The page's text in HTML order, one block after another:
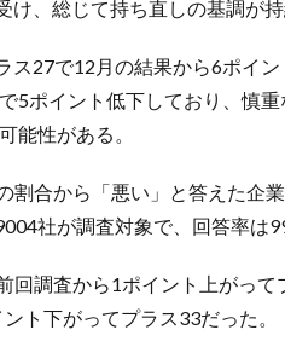
、総じて持ち直しの基調が持
ス27で12月の結果から6ポイ
ポイント低下しており、慎重
能性がある。
合から「悪い」と答えた企
社が調査対象で、回答率は
調査から1ポイント上がって
ト下がってプラス33だった。